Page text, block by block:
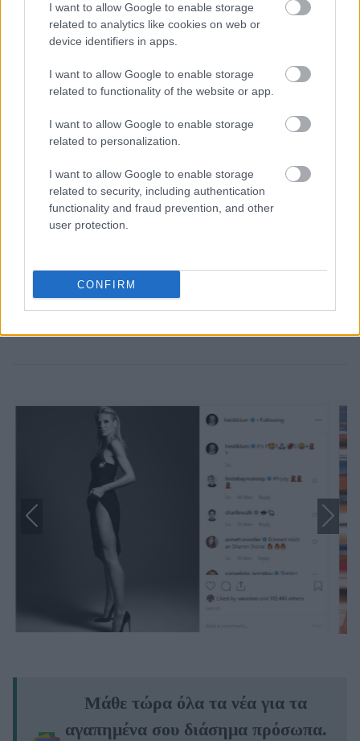
I want to allow Google to enable storage
related to analytics like cookies on web or
device identifiers in apps.
I want to allow Google to enable storage
related to functionality of the website or app.
I want to allow Google to enable storage
related to personalization.
I want to allow Google to enable storage
related to security, including authentication
functionality and fraud prevention, and other
user protection.
CONFIRM
Μάθε τώρα όλα τα νέα για τα
αγαπημένα σου διάσημα πρόσωπα.